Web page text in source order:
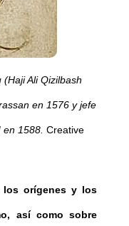
Ali Qizilbash
en 1576 y jefe
en 1588.Creative
los orígenes y los
así como sobre